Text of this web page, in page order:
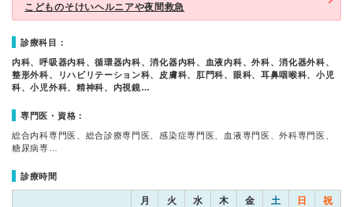
こどものそけいヘルニアや夜間救急
診療科目：
内科、呼吸器内科、循環器内科、消化器内科、血液内科、外科、消化器外科、
整形外科、リハビリテーション科、皮膚科、肛門科、眼科、耳鼻咽喉科、小児
科、小児外科、精神科、内視鏡…
専門医・資格：
総合内科専門医、総合診療専門医、感染症専門医、血液専門医、外科専門医、
糖尿病専…
診療時間
月 火 水 木 金 土 日 祝